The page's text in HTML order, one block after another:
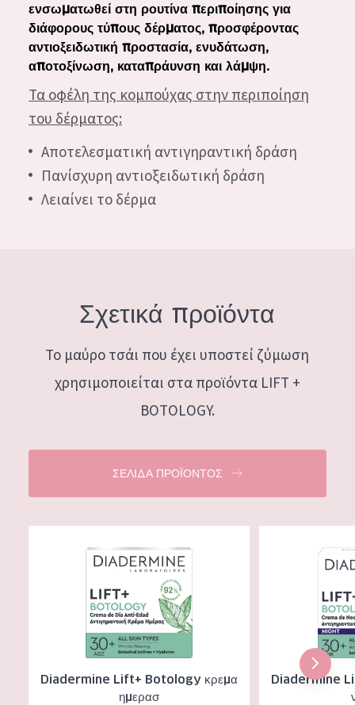
ενσωματωθεί στη ρουτίνα περιποίησης για
διάφορους τύπους δέρματος, προσφέροντας
αντιοξειδωτική προστασία, ενυδάτωση,
αποτοξίνωση, καταπράυνση και λάμψη.
Τα οφέλη της κομπούχας στην περιποίηση
του δέρματος:
Αποτελεσματική αντιγηραντική δράση
Πανίσχυρη αντιοξειδωτική δράση
Λειαίνει το δέρμα
Σχετικά προϊόντα
Το μαύρο τσάι που έχει υποστεί ζύμωση
χρησιμοποιείται στα προϊόντα LIFT +
BOTOLOGY.
ΣΕΛΊΔΑ ΠΡΟΪΌΝΤΟΣ
Diadermine Lift+ Botology κρεμα
ημερασ
Diadermine